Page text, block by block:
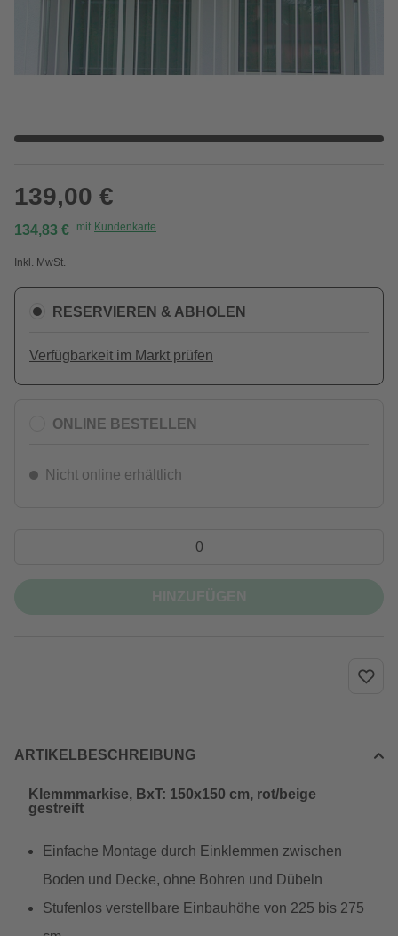
139,00 €
134,83 € mit Kundenkarte
Inkl. MwSt.
RESERVIEREN & ABHOLEN
Verfügbarkeit im Markt prüfen
ONLINE BESTELLEN
Nicht online erhältlich
ARTIKELBESCHREIBUNG
Klemmmarkise, BxT: 150x150 cm, rot/beige
gestreift
Einfache Montage durch Einklemmen zwischen
Boden und Decke, ohne Bohren und Dübeln
Stufenlos verstellbare Einbauhöhe von 225 bis 275